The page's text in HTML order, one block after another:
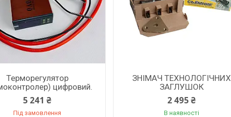
Терморегулятор
цифровий.
5 241 ₴
Під замовлення
ЗНІМАЧ ТЕХНОЛОГІЧНИХ
ЗАГЛУШОК
2 495 ₴
В наявності